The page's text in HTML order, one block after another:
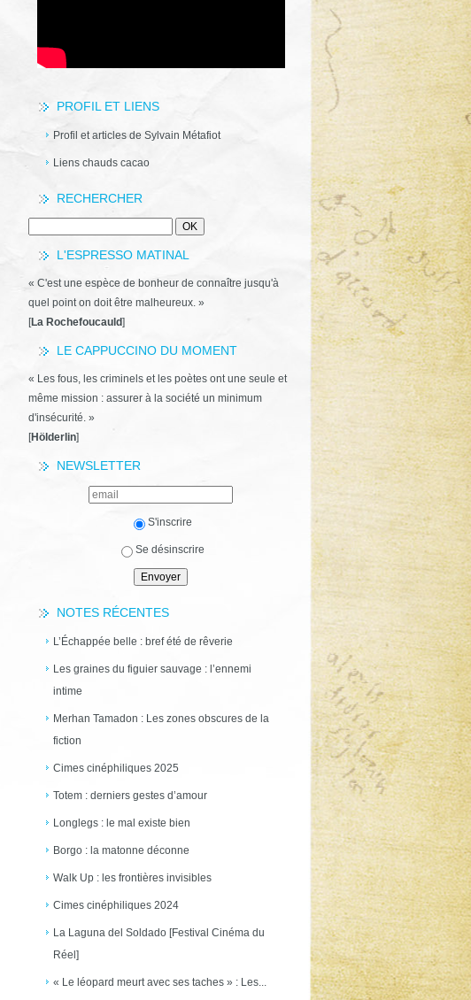
PROFIL ET LIENS
Profil et articles de Sylvain Métafiot
Liens chauds cacao
RECHERCHER
L'ESPRESSO MATINAL
« C'est une espèce de bonheur de connaître jusqu'à
quel point on doit être malheureux. »
[La Rochefoucauld]
LE CAPPUCCINO DU MOMENT
« Les fous, les criminels et les poètes ont une seule et
même mission : assurer à la société un minimum
d'insécurité. »
[Hölderlin]
NEWSLETTER
S'inscrire
Se désinscrire
NOTES RÉCENTES
L’Échappée belle : bref été de rêverie
Les graines du figuier sauvage : l’ennemi
intime
Merhan Tamadon : Les zones obscures de la
fiction
Cimes cinéphiliques 2025
Totem : derniers gestes d’amour
Longlegs : le mal existe bien
Borgo : la matonne déconne
Walk Up : les frontières invisibles
Cimes cinéphiliques 2024
La Laguna del Soldado [Festival Cinéma du
Réel]
« Le léopard meurt avec ses taches » : Les...